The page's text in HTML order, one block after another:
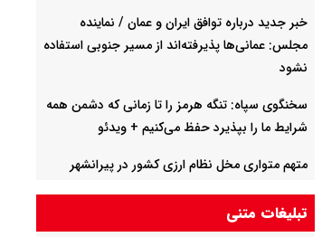
خبر جدید درباره توافق ایران و عمان / نماینده
مجلس: عمانی‌ها پذیرفته‌اند از مسیر جنوبی استفاده
نشود
سخنگوی سپاه: تنگه هرمز را تا زمانی که دشمن همه
شرایط ما را بپذیرد حفظ می‌کنیم + ویدئو
متهم متواری مخل نظام ارزی کشور در پیرانشهر
عراقچی: نه می‌بخشیم و نه فراموش می‌کنیم
تبلیغات متنی